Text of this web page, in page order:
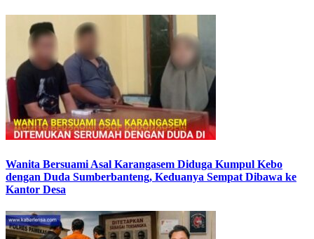
Wanita Bersuami Asal Karangasem Diduga Kumpul Kebo
dengan Duda Sumberbanteng, Keduanya Sempat Dibawa ke
Kantor Desa